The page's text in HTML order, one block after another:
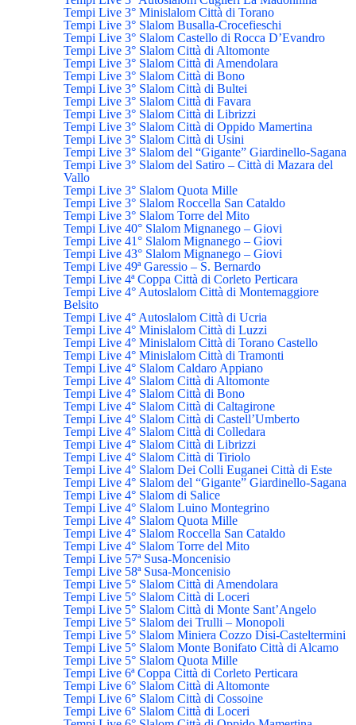
Tempi Live 3° Minislalom Città di Torano
Tempi Live 3° Slalom Busalla-Crocefieschi
Tempi Live 3° Slalom Castello di Rocca D’Evandro
Tempi Live 3° Slalom Città di Altomonte
Tempi Live 3° Slalom Città di Amendolara
Tempi Live 3° Slalom Città di Bono
Tempi Live 3° Slalom Città di Bultei
Tempi Live 3° Slalom Città di Favara
Tempi Live 3° Slalom Città di Librizzi
Tempi Live 3° Slalom Città di Oppido Mamertina
Tempi Live 3° Slalom Città di Usini
Tempi Live 3° Slalom del “Gigante” Giardinello-Sagana
Tempi Live 3° Slalom del Satiro – Città di Mazara del
Vallo
Tempi Live 3° Slalom Quota Mille
Tempi Live 3° Slalom Roccella San Cataldo
Tempi Live 3° Slalom Torre del Mito
Tempi Live 40° Slalom Mignanego – Giovi
Tempi Live 41° Slalom Mignanego – Giovi
Tempi Live 43° Slalom Mignanego – Giovi
Tempi Live 49ª Garessio – S. Bernardo
Tempi Live 4ª Coppa Città di Corleto Perticara
Tempi Live 4° Autoslalom Città di Montemaggiore
Belsito
Tempi Live 4° Autoslalom Città di Ucria
Tempi Live 4° Minislalom Città di Luzzi
Tempi Live 4° Minislalom Città di Torano Castello
Tempi Live 4° Minislalom Città di Tramonti
Tempi Live 4° Slalom Caldaro Appiano
Tempi Live 4° Slalom Città di Altomonte
Tempi Live 4° Slalom Città di Bono
Tempi Live 4° Slalom Città di Caltagirone
Tempi Live 4° Slalom Città di Castell’Umberto
Tempi Live 4° Slalom Città di Colledara
Tempi Live 4° Slalom Città di Librizzi
Tempi Live 4° Slalom Città di Tiriolo
Tempi Live 4° Slalom Dei Colli Euganei Città di Este
Tempi Live 4° Slalom del “Gigante” Giardinello-Sagana
Tempi Live 4° Slalom di Salice
Tempi Live 4° Slalom Luino Montegrino
Tempi Live 4° Slalom Quota Mille
Tempi Live 4° Slalom Roccella San Cataldo
Tempi Live 4° Slalom Torre del Mito
Tempi Live 57ª Susa-Moncenisio
Tempi Live 58ª Susa-Moncenisio
Tempi Live 5° Slalom Città di Amendolara
Tempi Live 5° Slalom Città di Loceri
Tempi Live 5° Slalom Città di Monte Sant’Angelo
Tempi Live 5° Slalom dei Trulli – Monopoli
Tempi Live 5° Slalom Miniera Cozzo Disi-Casteltermini
Tempi Live 5° Slalom Monte Bonifato Città di Alcamo
Tempi Live 5° Slalom Quota Mille
Tempi Live 6ª Coppa Città di Corleto Perticara
Tempi Live 6° Slalom Città di Altomonte
Tempi Live 6° Slalom Città di Cossoine
Tempi Live 6° Slalom Città di Loceri